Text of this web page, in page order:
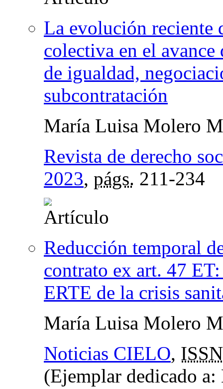
La evolución reciente
colectiva en el
de igualdad,
subcontratación
María Luisa Molero
Revista de derecho
2023, págs. 211-234
Reducción temporal
contrato ex art. 47
ERTE de la crisis
María Luisa Molero
Noticias CIELO,
(Ejemplar dedicado